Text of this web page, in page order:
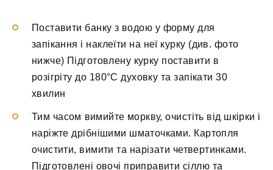
Поставити банку з водою у форму для
запікання і наклеїти на неї курку (див. фото
нижче) Підготовлену курку поставити в
розігріту до 180°С духовку та запікати 30
хвилин
Тим часом вимийте моркву, очистіть від шкірки і
наріжте дрібнішими шматочками. Картопля
очистити, вимити та нарізати четвертинками.
Підготовлені овочі приправити сіллю та